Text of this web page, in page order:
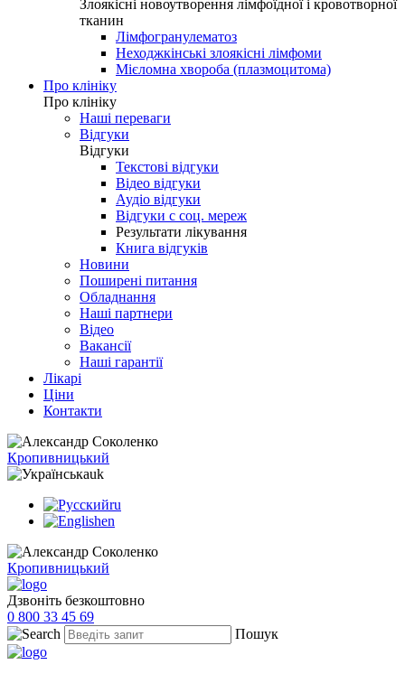
Злоякісні новоутворення лімфоїдної і кровотворної
тканин
Лімфогранулематоз
Неходжкінські злоякісні лімфоми
Мієломна хвороба (плазмоцитома)
Про клініку
Про клініку
Наші переваги
Відгуки
Відгуки
Текстові відгуки
Відео відгуки
Аудіо відгуки
Відгуки с соц. мереж
Результати лікування
Книга відгуків
Новини
Поширені питання
Обладнання
Наші партнери
Відео
Вакансії
Наші гарантії
Лікарі
Ціни
Контакти
Кропивницький
uk
ru
en
Кропивницький
Дзвоніть безкоштовно
0 800 33 45 69
Пошук